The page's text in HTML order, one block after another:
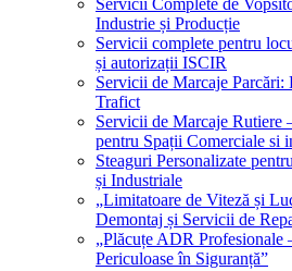
Servicii Complete de
Industrie și Producție
Servicii complete pentru
și autorizații ISCIR
Servicii de Marcaje
Trafict
Servicii de Marcaje Rutiere
pentru Spații Comerciale si
Steaguri Personalizate
și Industriale
„Limitatoare de Viteză și
Demontaj și Servicii de
„Plăcuțe ADR Profesionale
Periculoase în Siguranță”